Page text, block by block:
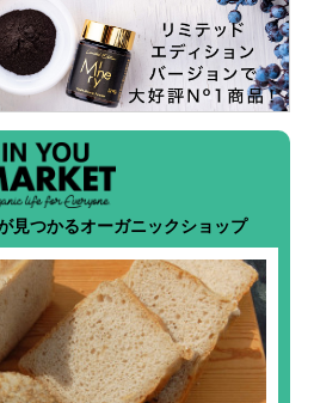
見つかるオーガニックショップ